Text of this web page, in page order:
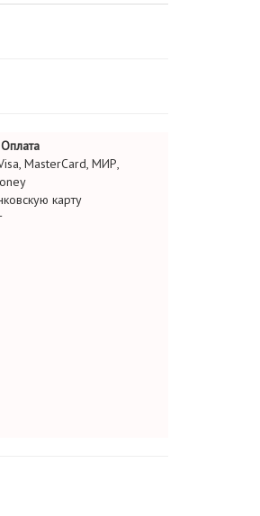
Оплата
MasterCard, МИР,
карту